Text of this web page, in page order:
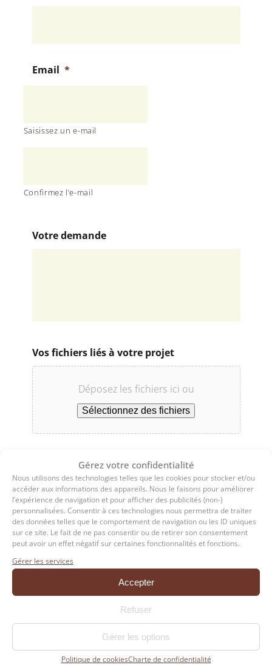
Gérez votre confidentialité
Nous utilisons des technologies telles que les cookies pour stocker et/ou
accéder aux informations des appareils. Nous le faisons pour améliorer
l’expérience de navigation et pour afficher des publicités (non-)
personnalisées. Consentir à ces technologies nous permettra de traiter
des données telles que le comportement de navigation ou les ID uniques
sur ce site. Le fait de ne pas consentir ou de retirer son consentement
peut avoir un effet négatif sur certaines fonctionnalités et fonctions.
Gérer les services
Accepter
Refuser
Gérer les options
Politique de cookiesCharte de confidentialité
Email *
Saisissez un e-mail
Confirmez l’e-mail
Votre demande
Vos fichiers liés à votre projet
Déposez les fichiers ici ou
Sélectionnez des fichiers
Taille max. des fichiers : 15 MB, Max. des
fichiers : 10.
Consentement *
Conformément à la RGPD, vous
pouvez exercer votre droit d’accès
aux données et les faire rectifier via
notre page politique de
confidentialité.
Recevoir nos astuces, promotions et
conseils